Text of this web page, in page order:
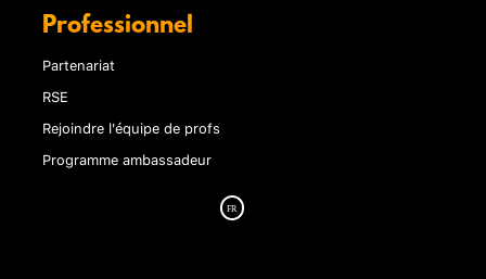
Professionnel
Partenariat
RSE
Rejoindre l'équipe de profs
Programme ambassadeur